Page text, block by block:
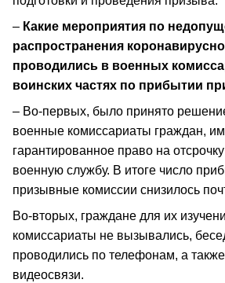
– Какие мероприятия по
распространения
проводились в военных
воинских частях по прибытии
– Во-первых, было принято
военные комиссариаты граждан,
гарантированное право на
военную службу. В итоге число
призывные комиссии снизилось
Во-вторых, граждане для их
комиссариаты не вызывались,
проводились по телефонам, а
видеосвязи.